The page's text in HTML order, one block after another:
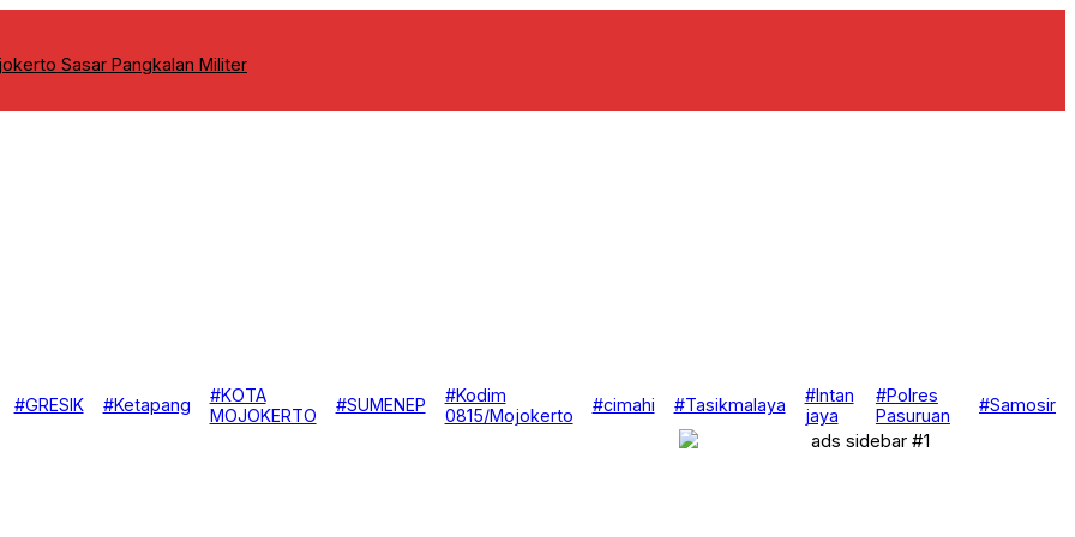
Sasar Pangkalan Militer
#GRESIK #Ketapang
#KOTA
MOJOKERTO
#SUMENEP
#Kodim
0815/Mojokerto
#cimahi #Tasikmalaya
#Intan
jaya
#Polres
Pasuruan
#Samosir